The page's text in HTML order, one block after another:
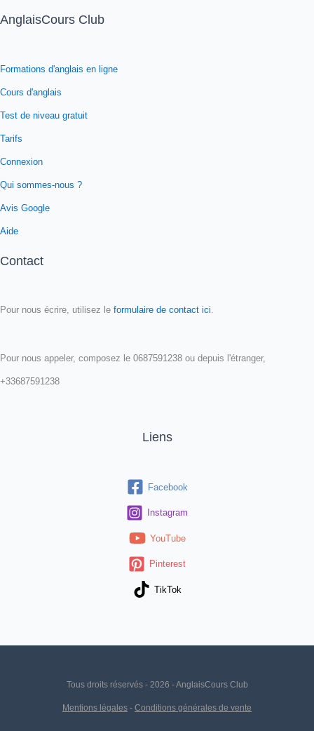
AnglaisCours Club
Formations d'anglais en ligne
Cours d'anglais
Test de niveau gratuit
Tarifs
Connexion
Qui sommes-nous ?
Avis Google
Aide
Contact
Pour nous écrire, utilisez le formulaire de contact ici
Pour nous appeler, composez le 0687591238 ou depuis l'étranger,
+33687591238
Liens
Facebook
Instagram
YouTube
Pinterest
TikTok
Tous droits réservés - 2026 - AnglaisCours Club
Mentions légales - Conditions générales de vente